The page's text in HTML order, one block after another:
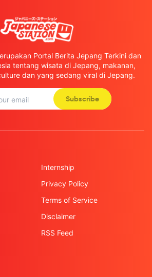
Portal Berita Jepang Terkini dan
tentang wisata di Jepang, makanan,
dan yang sedang viral di Jepang.
Subscribe
Internship
Privacy Policy
Terms of Service
Disclaimer
RSS Feed